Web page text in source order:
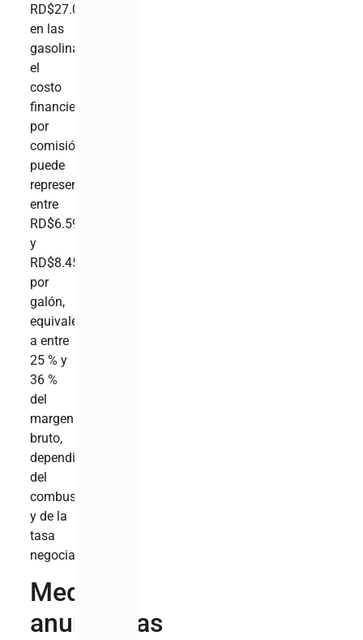
RD$27.07
en las
gasolinas,
el
costo
financiero
por
comisión
puede
representar
entre
RD$6.59
y
RD$8.45
por
galón,
equivalente
a entre
25 % y
36 %
del
margen
bruto,
dependiendo
del
combustible
y de la
tasa
negociada.
Medidas
anunciadas